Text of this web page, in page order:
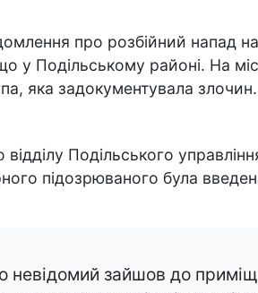
про розбійний напад
у Подільському районі. На
яка задокументувала злочин.
Подільського
підозрюваного була
невідомий зайшов до